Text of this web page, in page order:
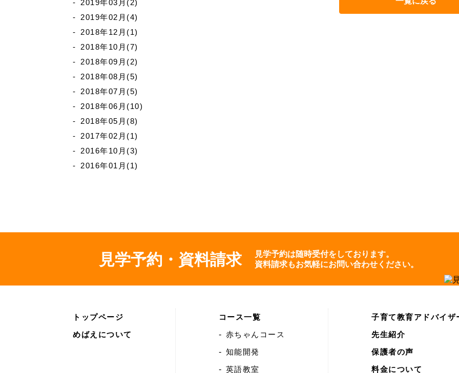
2019年03月(2)
2019年02月(4)
2018年12月(1)
2018年10月(7)
2018年09月(2)
2018年08月(5)
2018年07月(5)
2018年06月(10)
2018年05月(8)
2017年02月(1)
2016年10月(3)
2016年01月(1)
見学予約・資料請求
見学予約は随時受付をしております。
資料請求もお気軽にお問い合わせください。
トップページ
めばえについて
コース一覧
赤ちゃんコース
知能開発
英語教室
子育て教育アドバイザ
先生紹介
保護者の声
料金について